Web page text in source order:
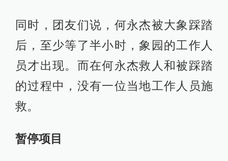
同时，团友们说，何永杰被大象踩踏
后，至少等了半小时，象园的工作人
员才出现。而在何永杰救人和被踩踏
的过程中，没有一位当地工作人员施
救。
暂停项目